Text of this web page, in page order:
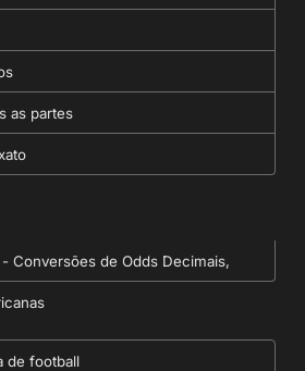
as partes
Conversões de Odds Decimais,
de football